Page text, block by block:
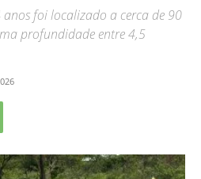
foi localizado a cerca de 90
profundidade entre 4,5